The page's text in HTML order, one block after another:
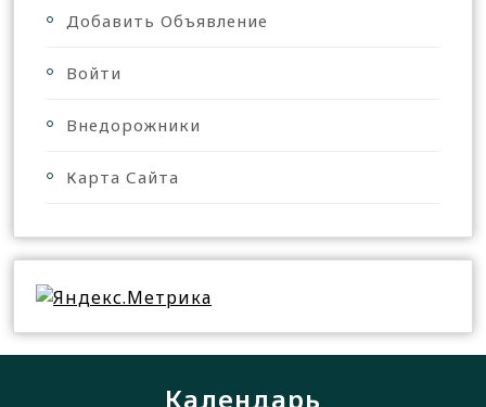
Добавить Объявление
Войти
Внедорожники
Карта Сайта
Календарь